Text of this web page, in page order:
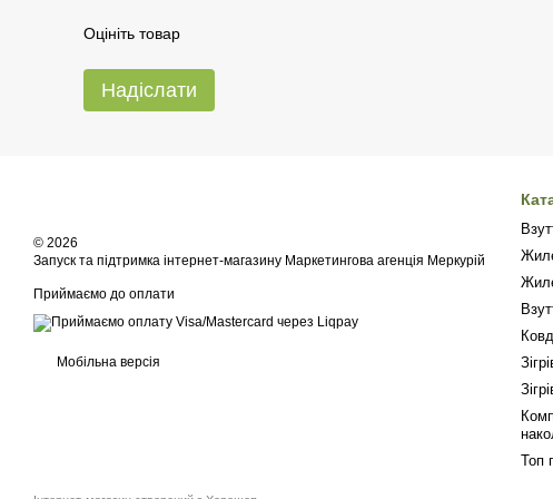
Оцініть товар
Надіслати
© 2026
Запуск та підтримка інтернет-магазину Маркетингова агенція Меркурій
Приймаємо до оплати
Мобільна версія
Топ